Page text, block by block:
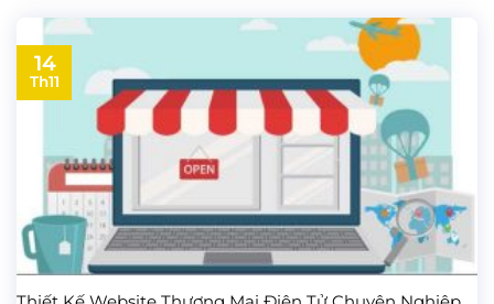
14
Th11